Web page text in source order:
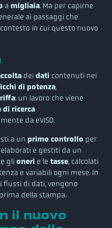
amigliaia. Ma per capirne
ai passaggi che
in cui questo nuovo
dei dati contenuti nei
di potenza,
: un lavoro che viene
di ricerca
da eVISO.
a unprimo controllo per
elaborati e gestiti da un
glioneri e letasse, calcolati
e variabili ogni mese. In
flussi di dati, vengono
della stampa.
il nuovo